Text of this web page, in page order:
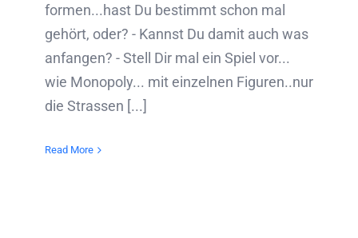
formen...hast Du bestimmt schon mal
gehört, oder? - Kannst Du damit auch was
anfangen? - Stell Dir mal ein Spiel vor...
wie Monopoly... mit einzelnen Figuren..nur
die Strassen [...]
Read More